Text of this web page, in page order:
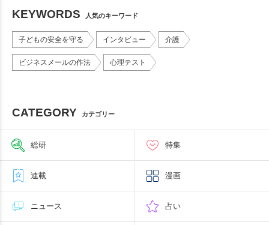
KEYWORDS 人気のキーワード
子どもの安全を守る インタビュー 介護
ビジネスメールの作法 心理テスト
CATEGORY カテゴリー
総研 特集
連載 漫画
ニュース 占い